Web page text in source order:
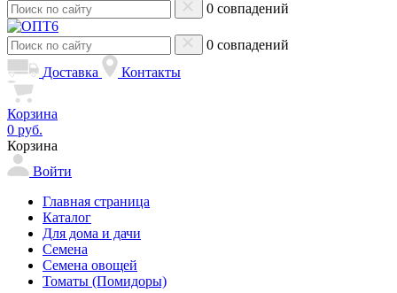
0 совпадений
0 совпадений
Доставка
Контакты
Корзина
0 руб.
Корзина
Войти
Главная страница
Каталог
Для дома и дачи
Семена
Семена овощей
Томаты (Помидоры)